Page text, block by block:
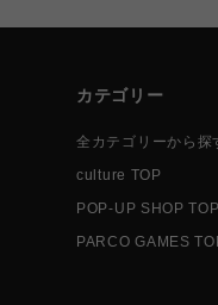
カテゴリー
全カテゴリーから探
culture TOP
POP-UP SHOP TOP
PARCO GAMES